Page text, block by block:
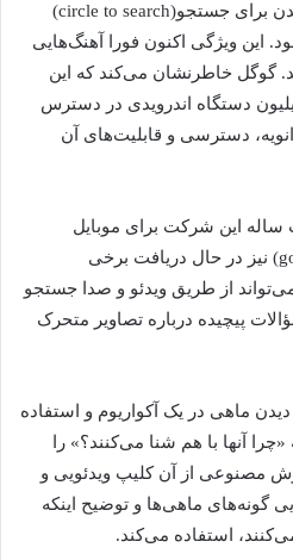
ویژگی دیگری به نام دایره کشیدن برای جستجو(circle to search)
این ویژگی اکنون فورا آهنگ‌هایی
گوگل خاطرنشان می‌کند که این
اکنون در بیش از ۱۵۰ میلیون دستگاه اندرویدی در دسترس
دسترسی و قابلیت‌های آن
این شرکت برای موبایل
موسوم به گوگل لنز(google lens) نیز در حال دریافت برخی
از طریق ویدئو و صدا جستجو
پیچیده درباره تصاویر متحرک
ماهی در یک آکواریوم و استفاده
آنها با هم شنا می‌کنند؟» را
مصنوعی از آن کلیپ ویدئویی و
گونه‌های ماهی‌ها و توضیح اینکه
استفاده می‌کند.